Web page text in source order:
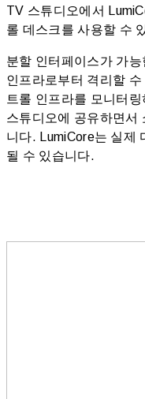
TV 스튜디오에서
롤 데스크를 사용할 수
분할 인터페이스가 가
인프라로부터 격리할
트롤 인프라를 모니터
스튜디오에 공유하면서
니다. LumiCore는 실제
될 수 있습니다.